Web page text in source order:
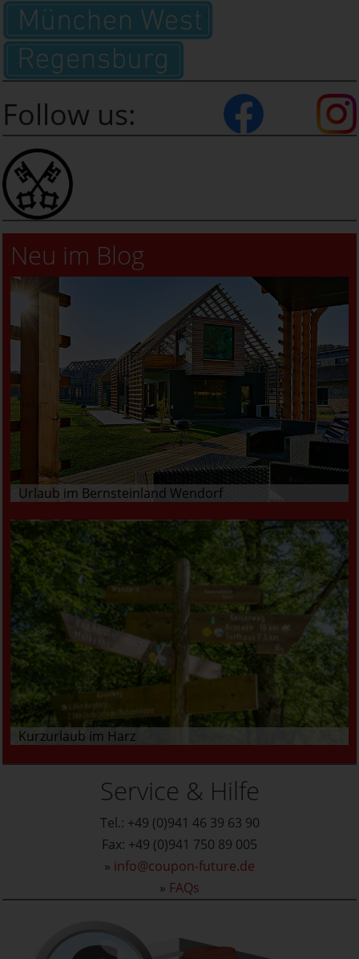
Follow us:
Neu im Blog
Urlaub im Bernsteinland Wendorf
Kurzurlaub im Harz
Service & Hilfe
Tel.: +49 (0)941 46 39 63 90
Fax: +49 (0)941 750 89 005
» info@coupon-future.de
» FAQs